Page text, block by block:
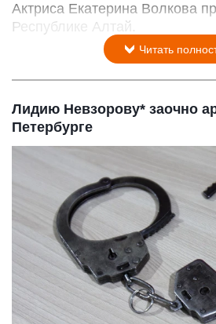
Актриса Екатерина Волкова
Республике Алтай.
Читать
Лидию Невзорову* заочно
Петербурге